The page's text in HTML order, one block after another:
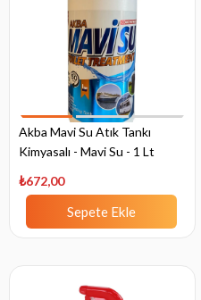
Akba Mavi Su Atık Tankı
Kimyasalı - Mavi Su - 1 Lt
₺672,00
Sepete Ekle